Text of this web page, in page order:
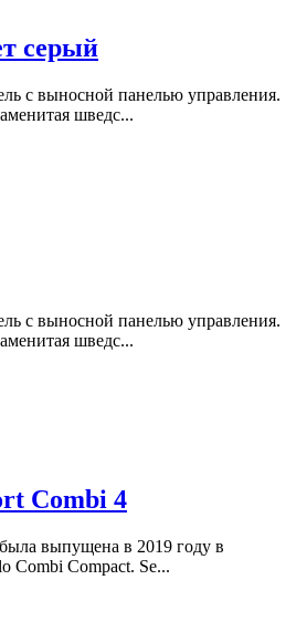
серый
с выносной панелью управления.
шведс...
с выносной панелью управления.
шведс...
Combi 4
выпущена в 2019 году в
Combi Compact. Se...